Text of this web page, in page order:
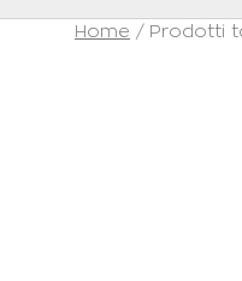
Home / Prodotti